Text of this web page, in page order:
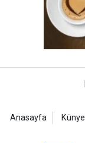
Anasayfa Künye